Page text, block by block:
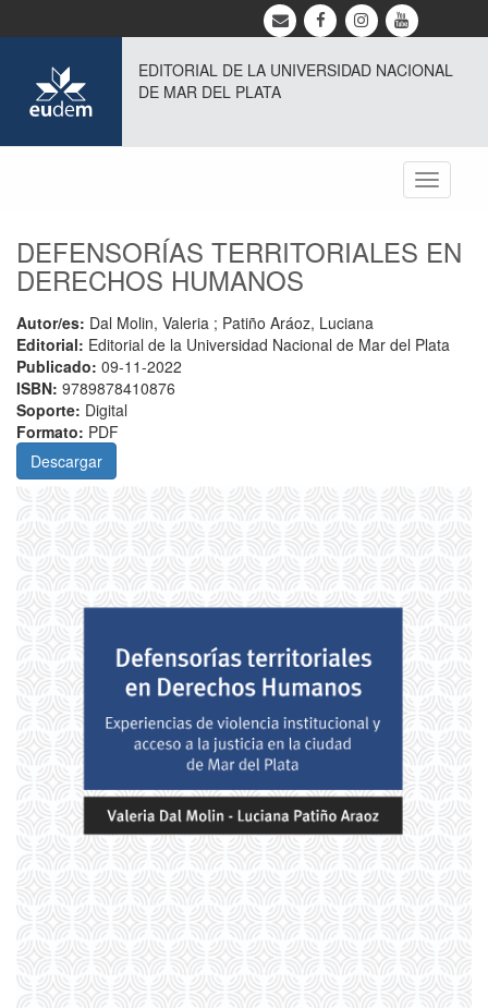
EDITORIAL DE LA UNIVERSIDAD NACIONAL
DE MAR DEL PLATA
Toggle
DEFENSORÍAS TERRITORIALES EN
DERECHOS HUMANOS
Autor/es: Dal Molin, Valeria ; Patiño Aráoz, Luciana
Editorial: Editorial de la Universidad Nacional de Mar del Plata
Publicado: 09-11-2022
ISBN: 9789878410876
Soporte: Digital
Formato: PDF
Descargar